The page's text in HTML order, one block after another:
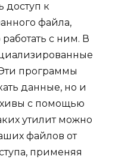
доступ к
файла,
с ним. В
программы
данные, но и
с помощью
утилит можно
файлов от
применяя